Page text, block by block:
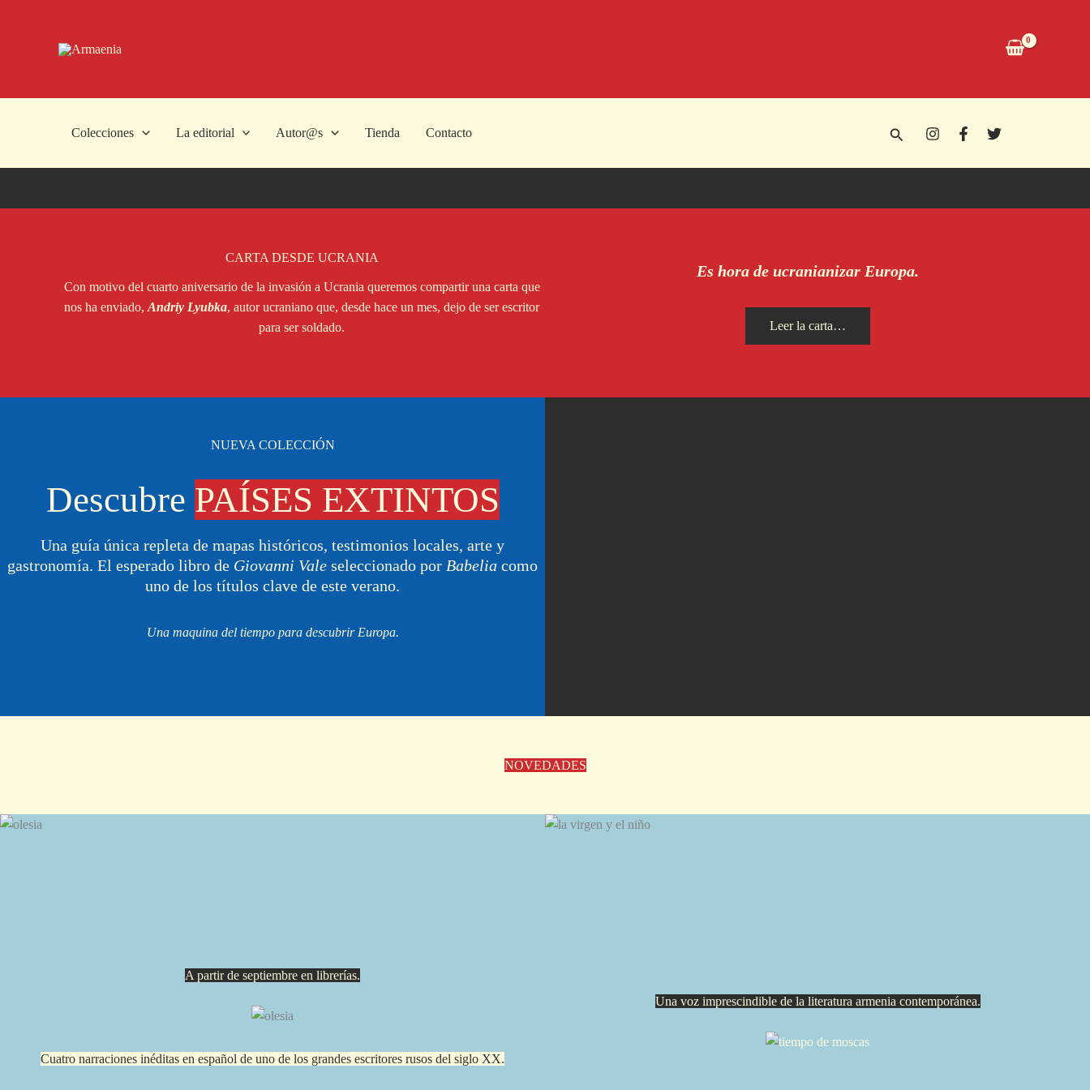
Colecciones La editorial Autor@s Tienda Contacto Buscar
CARTA DESDE UCRANIA
Con motivo del cuarto aniversario de la invasión a Ucrania queremos compartir una carta que
nos ha enviado, Andriy Lyubka, autor ucraniano que, desde hace un mes, dejo de ser escritor
para ser soldado.
Es hora de ucranianizar Europa.
Leer la carta…
NUEVA COLECCIÓN
Descubre PAÍSES EXTINTOS
Una guía única repleta de mapas históricos, testimonios locales, arte y
gastronomía. El esperado libro de Giovanni Vale seleccionado por Babelia como
uno de los títulos clave de este verano.
Una maquina del tiempo para descubrir Europa.
NOVEDADES
A partir de septiembre en librerías.
Cuatro narraciones inéditas en español de uno de los grandes escritores rusos del siglo XX.
Una voz imprescindible de la literatura armenia contemporánea.